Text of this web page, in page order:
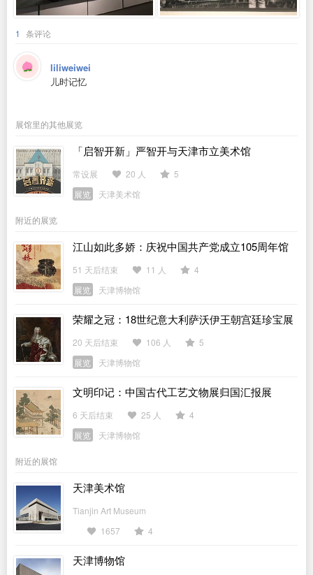
1 条评论
liliweiwei
儿时记忆
展馆里的其他展览
「启智开新」严智开与天津市立美术馆
常设展 20 人
5
展览
天津美术馆
附近的展览
江山如此多娇：庆祝中国共产党成立105周年馆
藏书画特展
51 天后结束 11 人
4
展览
天津博物馆
荣耀之冠：18世纪意大利萨沃伊王朝宫廷珍宝展
20 天后结束 106 人
5
展览
天津博物馆
文明印记：中国古代工艺文物展归国汇报展
6 天后结束 25 人
4
展览
天津博物馆
附近的展馆
天津美术馆
Tianjin Art Museum
1657
4
天津博物馆